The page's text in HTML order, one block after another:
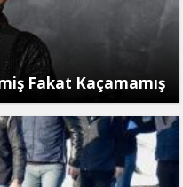
Fakat Kaçamamış